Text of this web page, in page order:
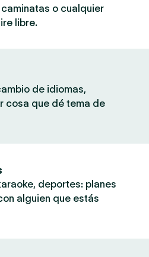
o cualquier
libre.
de idiomas,
cosa que dé tema de
deportes: planes
alguien que estás